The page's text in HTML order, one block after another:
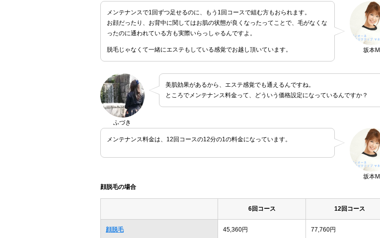
坂本M
メンテナンスで1回ずつ足せるのに、もう1回コースで組む方もおられます。
お顔だったり、お背中に関してはお肌の状態が良くなったってことで、毛がなくな
ったのに通われている方も実際いらっしゃるんですよ。
脱毛じゃなくて一緒にエステもしている感覚でお越し頂いています。
ふづき
美肌効果があるから、エステ感覚でも通えるんですね。
ところでメンテナンス料金って、どういう価格設定になっているんですか？
坂本M
メンテナンス料金は、12回コースの12分の1の料金になっています。
顔脱毛の場合
6回コース 12回コース
顔脱毛 45,360円 77,760円